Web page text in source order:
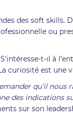
des soft skills.
ou
t-il à
curiosité est une
qu’il nous
des indications
sur son